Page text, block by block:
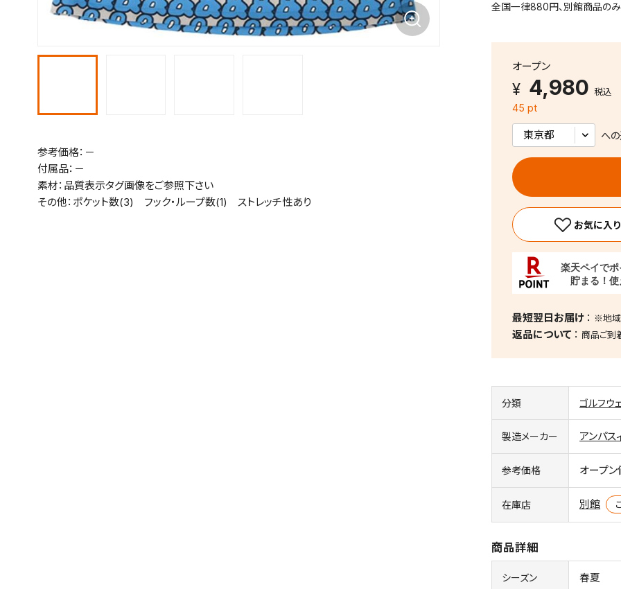
参考価格：－
付属品：－
素材：品質表示タグ画像をご参照下さい
その他：ポケット数(3) フック・ループ数(1) ストレッチ性あり
全国一律880円、別館商品の
オープン
4,980 税込
45 pt
へ
最短翌日お届け ※地域
返品について 商品ご到
分類 ゴルフウ
製造メーカー アンパス
参考価格 オープ
在庫店 別館
商品詳細
シーズン 春夏